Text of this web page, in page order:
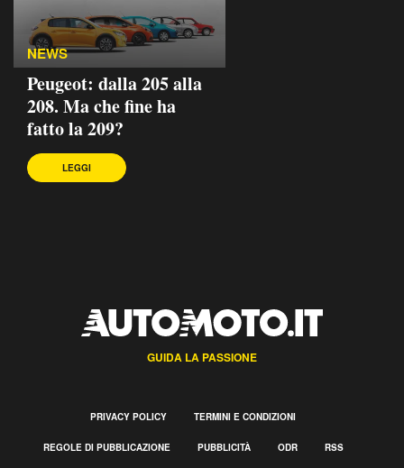
NEWS
Peugeot: dalla 205 alla
208. Ma che fine ha
fatto la 209?
LEGGI
GUIDA LA PASSIONE
PRIVACY POLICY TERMINI E CONDIZIONI
REGOLE DI PUBBLICAZIONE PUBBLICITÀ ODR RSS